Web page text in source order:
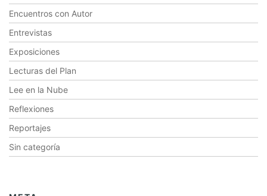
Encuentros con Autor
Entrevistas
Exposiciones
Lecturas del Plan
Lee en la Nube
Reflexiones
Reportajes
Sin categoría